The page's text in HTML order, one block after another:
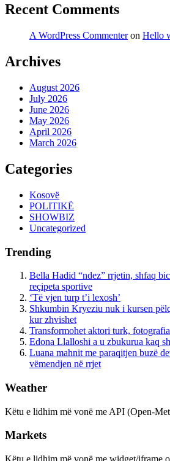
Recent Comments
A WordPress Commenteron Hello
Archives
August 2026
July 2026
June 2026
May 2026
April 2026
March 2026
Categories
Kosovë
POLITIKË
SHOWBIZ
Uncategorized
Trending
Bella Hadid “ndez” rrjetin, shfaq
reçipeta sportive
‘Të vjen turp t’i lexosh’
Shkumbin Kryeziu nuk i kursen
kur zhvishet
Transformohet aktori turk,
Edona Llalloshi a u zbukurua kaq
Luana mahnit me paraqitjen buzë
vëmendjen në rrjet
Weather
Këtu e lidhim më vonë me API (Open-
Markets